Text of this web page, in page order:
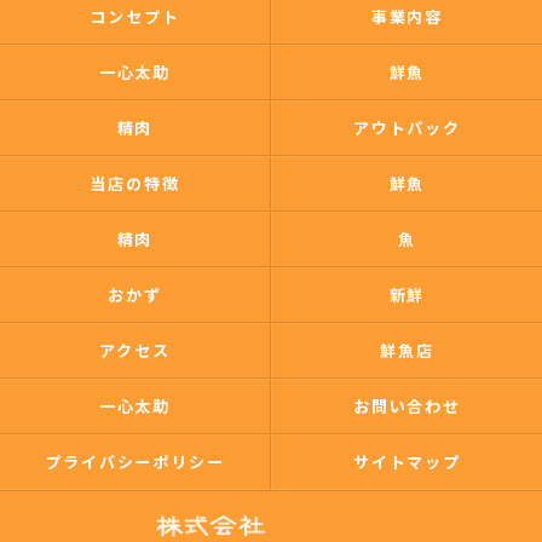
コンセプト 事業内容
一心太助 鮮魚
精肉 アウトパック
当店の特徴 鮮魚
精肉 魚
おかず 新鮮
アクセス 鮮魚店
一心太助 お問い合わせ
プライバシーポリシー サイトマップ